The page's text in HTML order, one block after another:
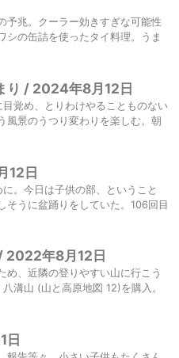
予兆。クーラー効きすぎな可能性
シの缶詰を使ったタイ料理。うま
り / 2024年8月12日
覚め、とりわけやることものない
風景のうつり変わりを楽しむ。朝
12日
。今日は子供の部、ということ
そうに盆踊りをしていた。106回目
2022年8月12日
め、近隣の登りやすい山に行こう
溝山 (山と高原地図 12)を購入。
日